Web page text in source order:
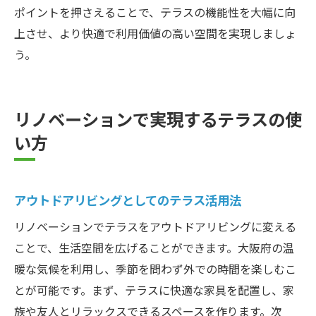
ポイントを押さえることで、テラスの機能性を大幅に向
上させ、より快適で利用価値の高い空間を実現しましょ
う。
リノベーションで実現するテラスの使
い方
アウトドアリビングとしてのテラス活用法
リノベーションでテラスをアウトドアリビングに変える
ことで、生活空間を広げることができます。大阪府の温
暖な気候を利用し、季節を問わず外での時間を楽しむこ
とが可能です。まず、テラスに快適な家具を配置し、家
族や友人とリラックスできるスペースを作ります。次